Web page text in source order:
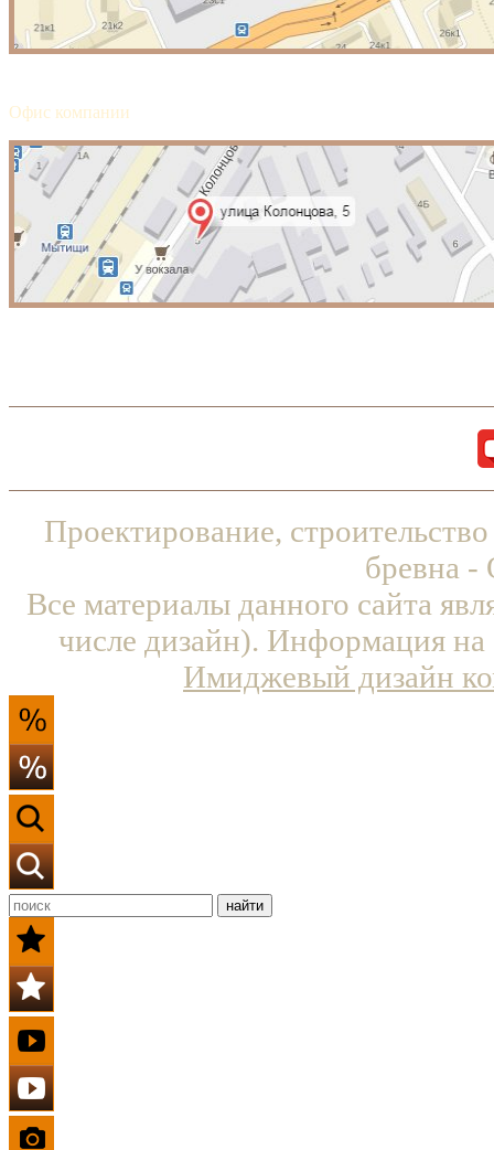
Офис компании
Проектирование,
бревна
Все материалы данного сайта
числе дизайн). Информация на
Имиджевый дизайн